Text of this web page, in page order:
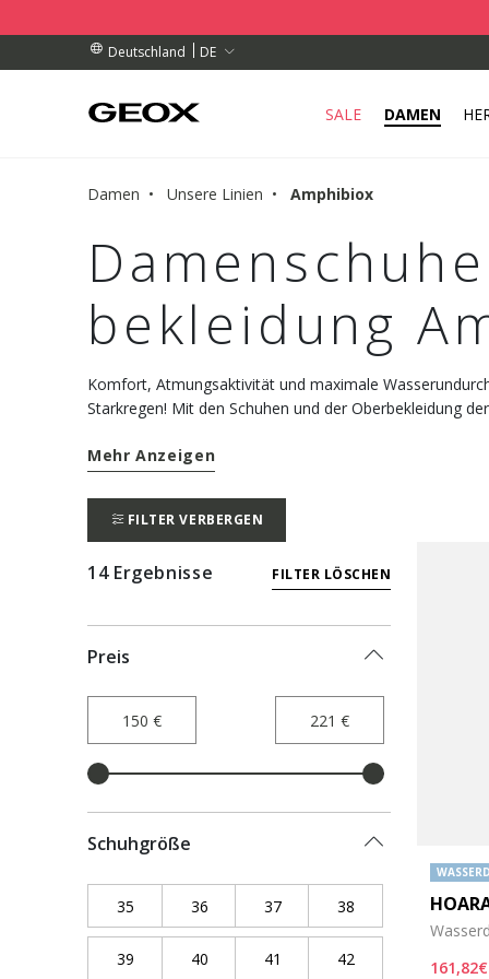
Deutschland
DE
ÜBER 99.00 €
IN IHRER NÄHE AB.
ÜBER 99.00 €
SALE DAMEN
Damen Unsere Linien Amphibiox
bekleidung
Komfort, Atmungsaktivität und maximale
Starkregen! Mit den Schuhen und der Oberbekleidung
Mehr Anzeigen
FILTER VERBERGEN
14 Ergebnisse FILTER LÖSCHEN
Preis
Schuhgröße
35 Refine by Schuhgröße: 35
36 Refine by Schuhgröße: 36
37Refine by Schuhgröße: 37
38 Refine by
39 Refine by Schuhgröße: 39
40 Refine by Schuhgröße: 40
41 Refine by Schuhgröße: 41
42 Refine by 161,82€